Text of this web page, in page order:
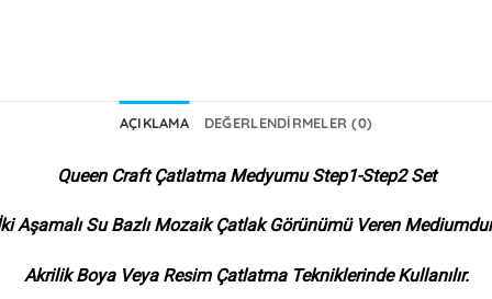
AÇIKLAMA DEĞERLENDIRMELER (0)
Queen Craft Çatlatma Medyumu Step1-Step2 Set
Aşamalı Su Bazlı Mozaik Çatlak Görünümü Veren
Akrilik Boya Veya Resim Çatlatma Tekniklerinde Kullanılır.